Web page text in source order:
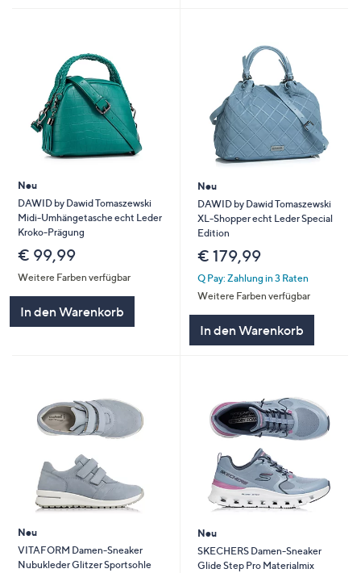
Neu
DAWID by Dawid Tomaszewski
Midi-Umhängetasche echt Leder
Kroko-Prägung
€ 99,99
Weitere Farben verfügbar
In den Warenkorb
Neu
DAWID by Dawid Tomaszewski
XL-Shopper echt Leder Special
Edition
€ 179,99
Q Pay: Zahlung in 3 Raten
Weitere Farben verfügbar
In den Warenkorb
Neu
VITAFORM Damen-Sneaker
Nubukleder Glitzer Sportsohle
Neu
SKECHERS Damen-Sneaker
Glide Step Pro Materialmix